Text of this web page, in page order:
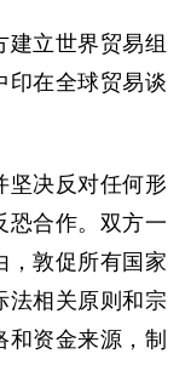
立世界贸易组
印在全球贸易谈
决反对任何形
恐合作。双方一
，敦促所有国家
法相关原则和宗
资金来源，制